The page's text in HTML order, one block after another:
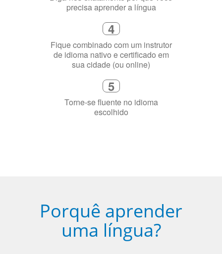
precisa aprender a língua
4
Fique combinado com um instrutor
de idioma nativo e certificado em
sua cidade (ou online)
5
Torne-se fluente no idioma
escolhido
Porquê aprender
uma língua?